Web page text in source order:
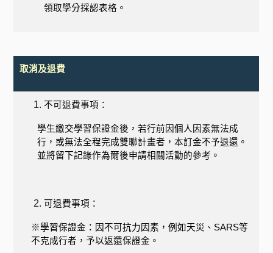
領取學分採認表格。
取消及退費
不可退費事項：
學生繳交學習保證金後，若行前因個人因素無法成
行，或無法全程完成雙聯計畫者，本訂金不予退還。
並將留下記錄作為爾後申請相關活動的參考。
可退費事項：
※學習保證金：因不可抗力因素，例如天災、 SARS等
不克成行者，予以返還保證金。